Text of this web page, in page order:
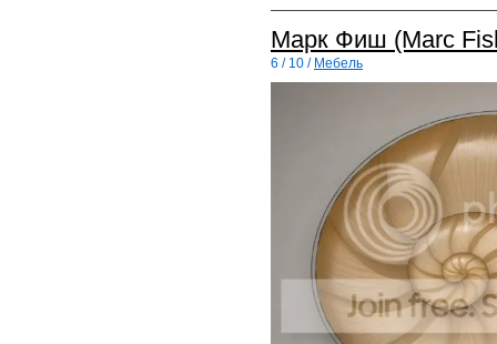
Марк Фиш (Marc
6 / 10 / Мебель